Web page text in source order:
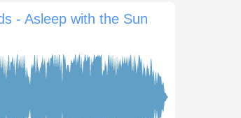
- Asleep with the Sun